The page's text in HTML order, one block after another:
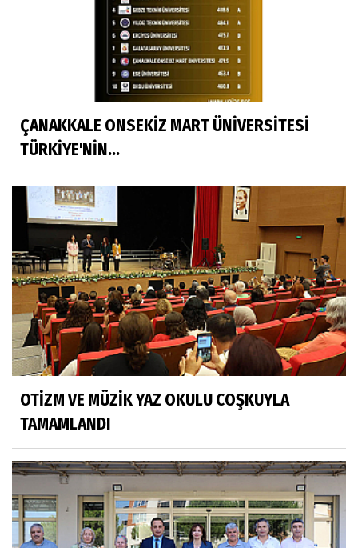
ÇANAKKALE ONSEKİZ MART ÜNİVERSİTESİ
TÜRKİYE'NİN...
OTİZM VE MÜZİK YAZ OKULU COŞKUYLA
TAMAMLANDI